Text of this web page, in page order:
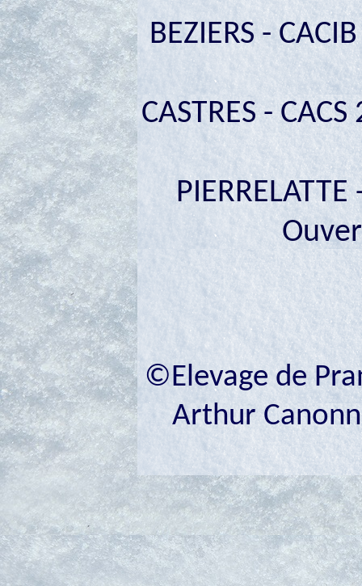
BEZIERS -
CASTRES -
©Elevage de
Arthur